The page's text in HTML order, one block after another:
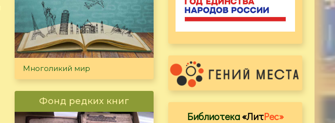
Многоликий мир
Фонд редких книг
Библиотека«ЛитРес»